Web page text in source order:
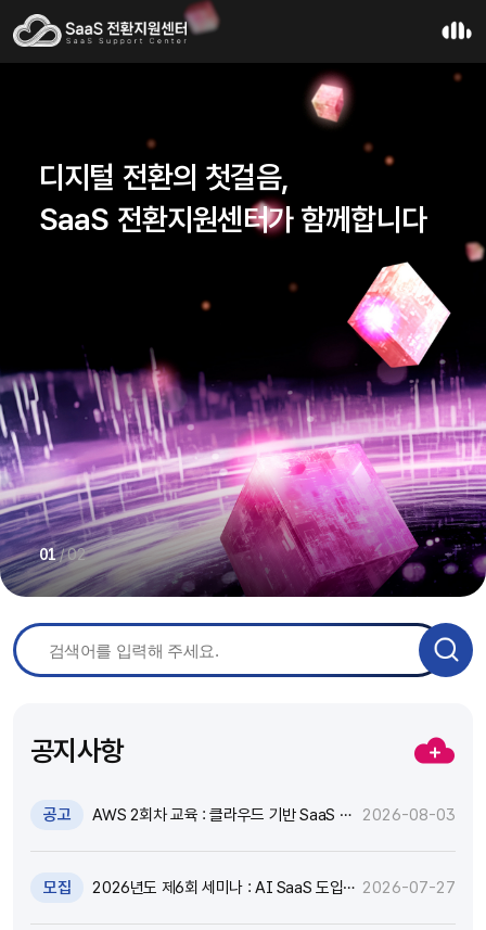
디지털 전환의 첫걸음,
SaaS 전환지원센터가 함께합니다
01/02
공지사항
공고
AWS 2회차 교육 : 클라우드 기반 SaaS 현
2026-08-03
모집
2026년도 제6회 세미나 : AI SaaS 도입,
2026-07-27